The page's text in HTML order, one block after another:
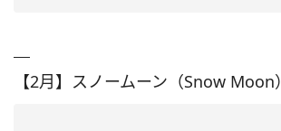
【2月】スノームーン（Snow Moon）